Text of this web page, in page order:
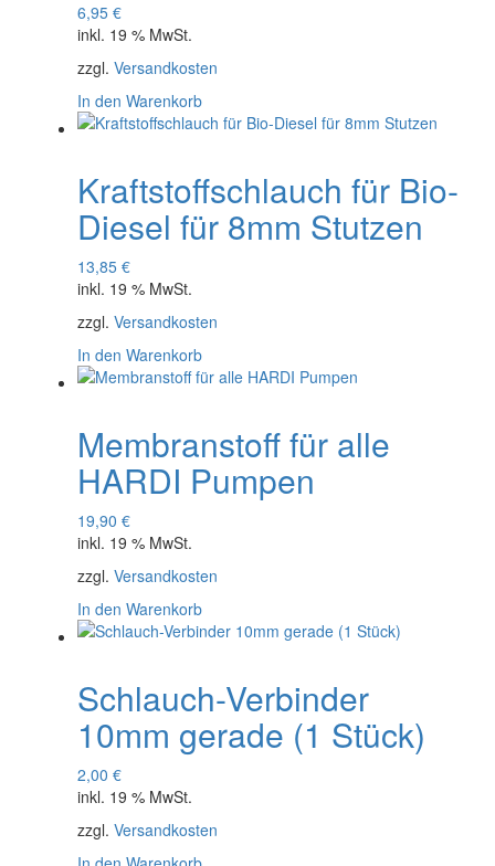
6,95 €
inkl. 19 % MwSt.
zzgl. Versandkosten
In den Warenkorb
Kraftstoffschlauch für Bio-
Diesel für 8mm Stutzen
13,85 €
inkl. 19 % MwSt.
zzgl. Versandkosten
In den Warenkorb
Membranstoff für alle
HARDI Pumpen
19,90 €
inkl. 19 % MwSt.
zzgl. Versandkosten
In den Warenkorb
Schlauch-Verbinder
10mm gerade (1 Stück)
2,00 €
inkl. 19 % MwSt.
zzgl. Versandkosten